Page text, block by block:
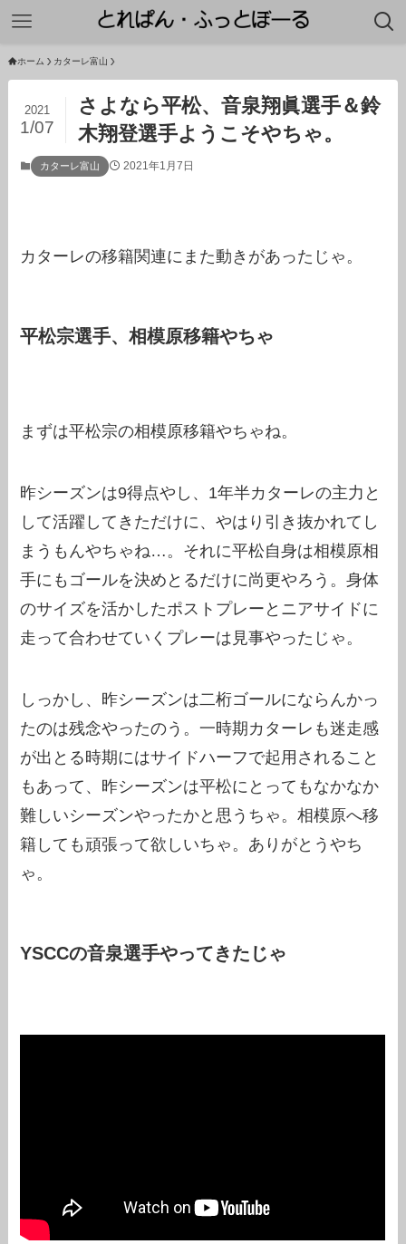
ホーム カターレ富山
さよなら平松、音泉翔眞選手＆鈴
木翔登選手ようこそやちゃ。
2021
1/07
カターレ富山 2021年1月7日
カターレの移籍関連にまた動きがあったじゃ。
平松宗選手、相模原移籍やちゃ
まずは平松宗の相模原移籍やちゃね。
昨シーズンは9得点やし、1年半カターレの主力と
して活躍してきただけに、やはり引き抜かれてし
まうもんやちゃね…。それに平松自身は相模原相
手にもゴールを決めとるだけに尚更やろう。身体
のサイズを活かしたポストプレーとニアサイドに
走って合わせていくプレーは見事やったじゃ。
しっかし、昨シーズンは二桁ゴールにならんかっ
たのは残念やったのう。一時期カターレも迷走感
が出とる時期にはサイドハーフで起用されること
もあって、昨シーズンは平松にとってもなかなか
難しいシーズンやったかと思うちゃ。相模原へ移
籍しても頑張って欲しいちゃ。ありがとうやち
ゃ。
YSCCの音泉選手やってきたじゃ